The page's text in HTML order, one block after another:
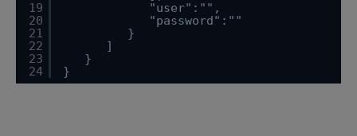
19
20
21
22
23
24
"user":"",
"password":""
}
]
}
}